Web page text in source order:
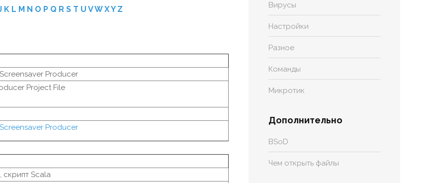
K L M N O P Q R S T U VW XY Z
Producer
Project File
Producer
скрипт Scala
Вирусы
Настройки
Разное
Команды
Микротик
Дополнительно
BSoD
Чем открыть файлы